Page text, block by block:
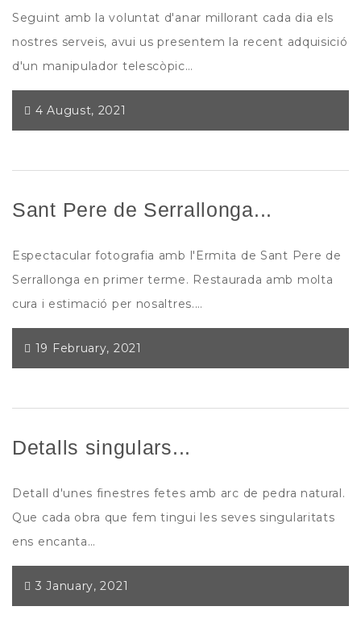
Seguint amb la voluntat d'anar millorant cada dia els
nostres serveis, avui us presentem la recent adquisició
d'un manipulador telescòpic…
4 August, 2021
Sant Pere de Serrallonga...
Espectacular fotografia amb l'Ermita de Sant Pere de
Serrallonga en primer terme. Restaurada amb molta
cura i estimació per nosaltres.…
19 February, 2021
Detalls singulars...
Detall d'unes finestres fetes amb arc de pedra natural.
Que cada obra que fem tingui les seves singularitats
ens encanta…
3 January, 2021